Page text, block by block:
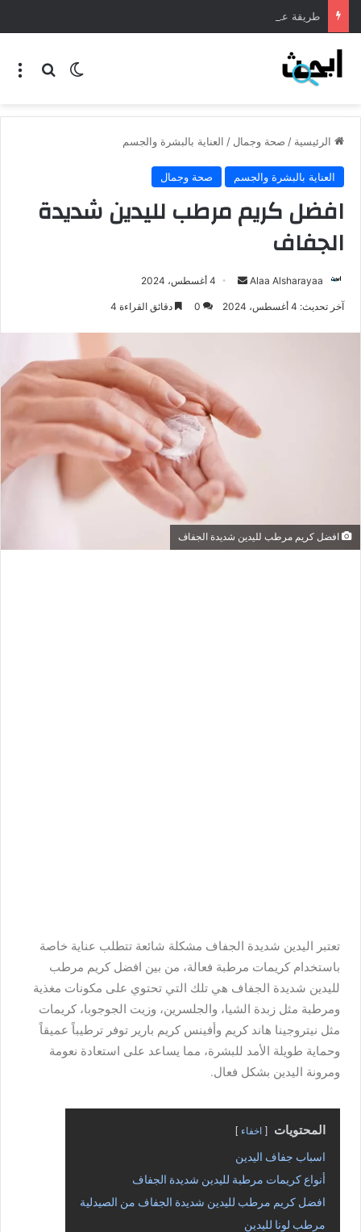
طريقة عمل المنسف الاردني
الرئيسية / صحة وجمال / العناية بالبشرة والجسم
العناية بالبشرة والجسم صحة وجمال
افضل كريم مرطب لليدين شديدة
الجفاف
Alaa Alsharayaa 4 أغسطس، 2024
آخر تحديث: 4 أغسطس، 2024 0 دقائق القراءة 4
افضل كريم مرطب لليدين شديدة الجفاف
تعتبر اليدين شديدة الجفاف مشكلة شائعة تتطلب عناية خاصة
باستخدام كريمات مرطبة فعالة، من بين افضل كريم مرطب
لليدين شديدة الجفاف هي تلك التي تحتوي على مكونات مغذية
ومرطبة مثل زبدة الشيا، والجلسرين، وزيت الجوجوبا، كريمات
مثل نيتروجينا هاند كريم وأفينس كريم بارير توفر ترطيباً عميقاً
وحماية طويلة الأمد للبشرة، مما يساعد على استعادة نعومة
ومرونة اليدين بشكل فعال.
المحتويات اخفاء
اسباب جفاف اليدين
أنواع كريمات مرطبة لليدين شديدة الجفاف
افضل كريم مرطب لليدين شديدة الجفاف من الصيدلية
مرطب لونا لليدين